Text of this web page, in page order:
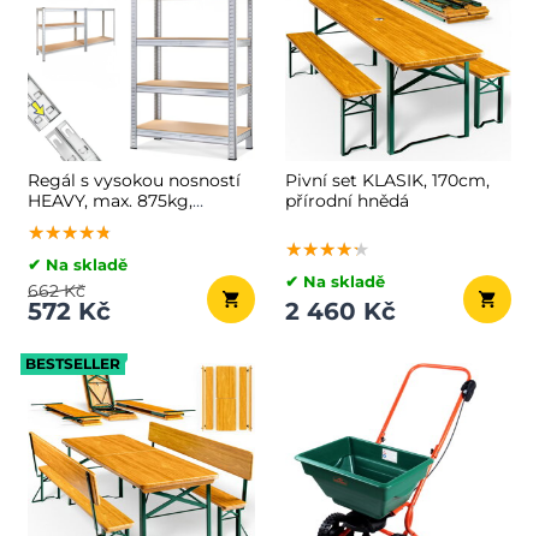
Regál s vysokou nosností
HEAVY, max. 875kg,
90x40x180cm, stříbrná
★★★★★
★★★★★
★★★★★
✔ Na skladě
572 Kč
662 Kč
Pivní set KLASIK, 170cm,
přírodní hnědá
★★★★★
★★★★★
★★★★★
✔ Na skladě
2 460 Kč
BESTSELLER